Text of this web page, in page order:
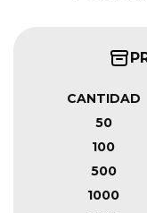
CANTIDAD
50
100
500
1000